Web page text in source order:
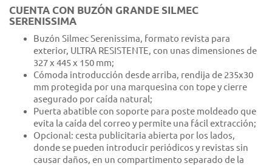
CUENTA CON BUZÓN GRANDE SILMEC
SERENISSIMA
Buzón Silmec Serenissima, formato revista para
exterior, ULTRA RESISTENTE, con unas dimensiones de
327 x 445 x 150 mm;
Cómoda introducción desde arriba, rendija de 235x30
mm protegida por una marquesina con tope y cierre
asegurado por caída natural;
Puerta abatible con soporte para poste moldeado que
evita la caída del correo y permite una fácil extracción;
Opcional: cesta publicitaria abierta por los lados,
donde se pueden introducir periódicos y revistas sin
causar daños, en un compartimento separado de la